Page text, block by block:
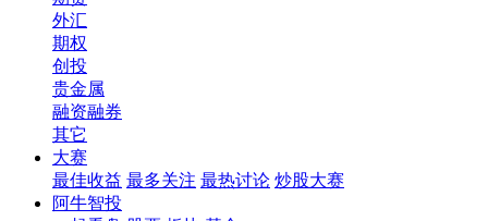
外汇
期权
创投
贵金属
融资融券
其它
大赛
最佳收益 最多关注 最热讨论 炒股大赛
阿牛智投